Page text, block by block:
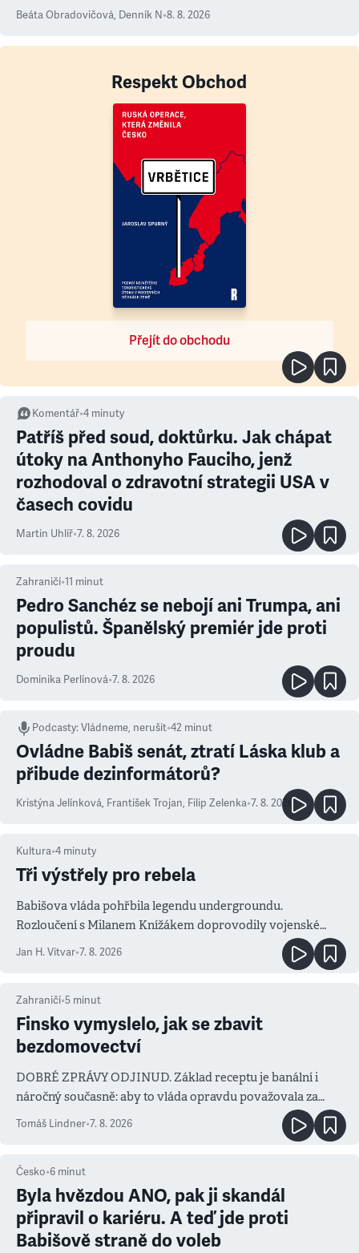
Beáta Obradovičová, Denník N•8. 8. 2026
Respekt Obchod
Přejít do obchodu
Komentář•4 minuty
Patříš před soud, doktůrku. Jak chápat
útoky na Anthonyho Fauciho, jenž
rozhodoval o zdravotní strategii USA v
časech covidu
Martin Uhlíř•7. 8. 2026
Zahraničí•11 minut
Pedro Sanchéz se nebojí ani Trumpa, ani
populistů. Španělský premiér jde proti
proudu
Dominika Perlínová•7. 8. 2026
Podcasty:Vládneme, nerušit•42 minut
Ovládne Babiš senát, ztratí Láska klub a
přibude dezinformátorů?
Kristýna Jelínková, František Trojan, Filip Zelenka•7. 8. 2026
Kultura•4 minuty
Tři výstřely pro rebela
Babišova vláda pohřbila legendu undergroundu.
Rozloučení s Milanem Knížákem doprovodily vojenské
salvy i kritika pokrokářů
Jan H. Vitvar•7. 8. 2026
Zahraničí•5 minut
Finsko vymyslelo, jak se zbavit
bezdomovectví
DOBRÉ ZPRÁVY ODJINUD. Základ receptu je banální i
náročný současně: aby to vláda opravdu považovala za
prioritu
Tomáš Lindner•7. 8. 2026
Česko•6 minut
Byla hvězdou ANO, pak ji skandál
připravil o kariéru. A teď jde proti
Babišově straně do voleb